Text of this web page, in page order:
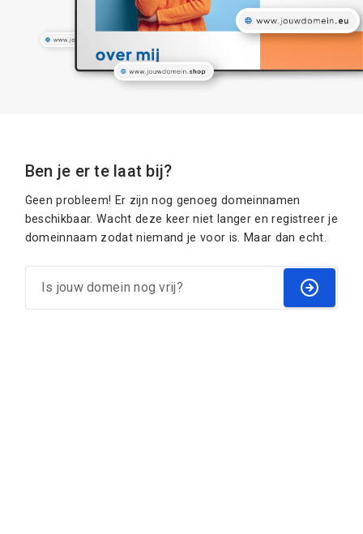
Ben je er te laat bij?
Geen probleem! Er zijn nog genoeg domeinnamen
beschikbaar. Wacht deze keer niet langer en registreer je
domeinnaam zodat niemand je voor is. Maar dan echt.